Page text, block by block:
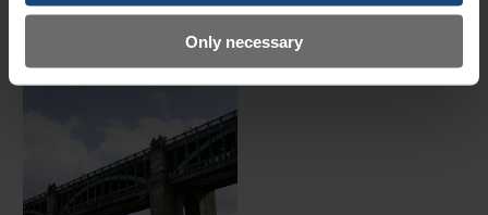
Only necessary
Metalockning